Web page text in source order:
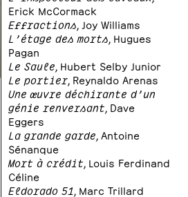
Erick McCormack
Effractions , Joy Williams
L’étage des morts , Hugues
Pagan
Le Saule , Hubert Selby Junior
Le portier , Reynaldo Arenas
Une œuvre déchirante d’un
génie renversant , Dave
Eggers
La grande garde , Antoine
Sénanque
Mort à crédit , Louis Ferdinand
Céline
Eldorado 51 , Marc Trillard